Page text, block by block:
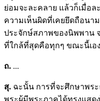
ย่อมจะละคลาย แล้วก็เมื่อ
ความเห็นผิดที่เคยยึดถือนา
ประจักษ์สภาพของนิพพาน
ที่ใกล้ที่สุดคือทุกๆ ขณะนี้เอง
ถ. ...
สุ. ฉะนั้น การที่จะศึกษาพร
พระผู้มีพระภาคได้ทรงแสด